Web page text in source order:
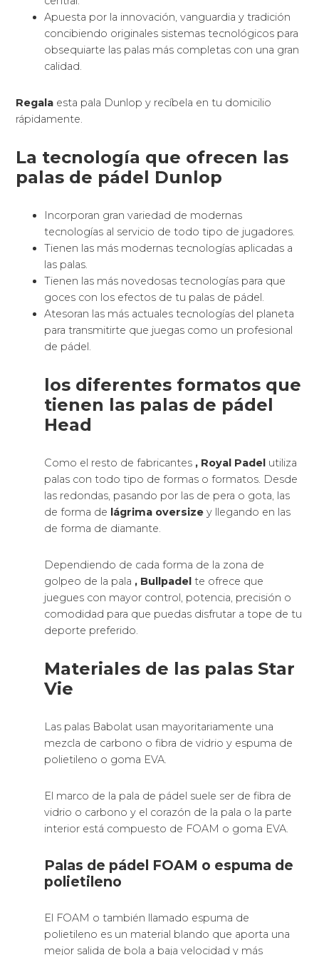
golpeo de la pala
, Bullpadel
te ofrece que
juegues con mayor control, potencia, precisión o
comodidad para que puedas disfrutar a tope de tu
deporte preferido.
Materiales de las palas Star
Vie
Las palas Babolat usan mayoritariamente una
mezcla de carbono o fibra de vidrio y espuma de
polietileno o goma EVA.
El marco de la pala de pádel suele ser de fibra de
vidrio o carbono y el corazón de la pala o la parte
interior está compuesto de FOAM o goma EVA.
Palas de pádel FOAM o espuma de
polietileno
El FOAM o también llamado espuma de
mejor salida de bola a baja velocidad y más
tiempo de contacto con la bola.
Como se trata de una goma más esponjosa, al
ejecutar el smash tendremos que buscar la
ejecutamos el golpe excesivamente fuerte se
puede sobrepasar la capacidad de flexibilidad del
FOAM y la pelota no sale porque la pala no flexa.
Las palas de pádel FOAM tienen menos de
durabilidad.
Palas de pádel EVA Head
La goma EVA se fracciona en goma blanda y
goma dura y hacen que sientas más el golpeo
porque tienes más tiempo el contacto con la bola.
mucho más, pero tienes menos salida en la
pegada.
Motivos para llevarte a tu
casa palas de pádel Nox
Asicses el fabricante de palas que no necesita
presentación.
que sus modelos de palas nos den confianza de
gran calidad.
Si quierescompraro regalar una excelente pala,
esta es tu marca.